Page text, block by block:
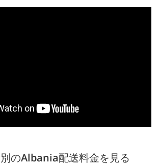
のAlbania配送料金を見る